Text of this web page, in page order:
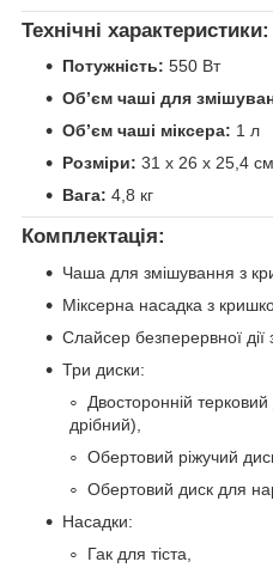
Технічні характеристики:
Потужність: 550 Вт
Об’єм чаші для
Об’єм чаші міксера: 1 л
Розміри: 31 х 26 х 25,4 см
Вага: 4,8 кг
Комплектація:
Чаша для змішування з
Міксерна насадка з
Слайсер безперервної
Три диски:
Двосторонній
дрібний),
Обертовий ріжучий
Обертовий диск для
Насадки:
Гак для тіста,